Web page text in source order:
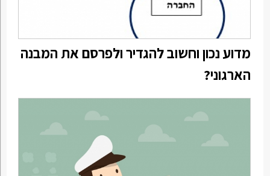
מדוע נכון וחשוב להגדיר ולפרסם את המבנה
הארגוני?